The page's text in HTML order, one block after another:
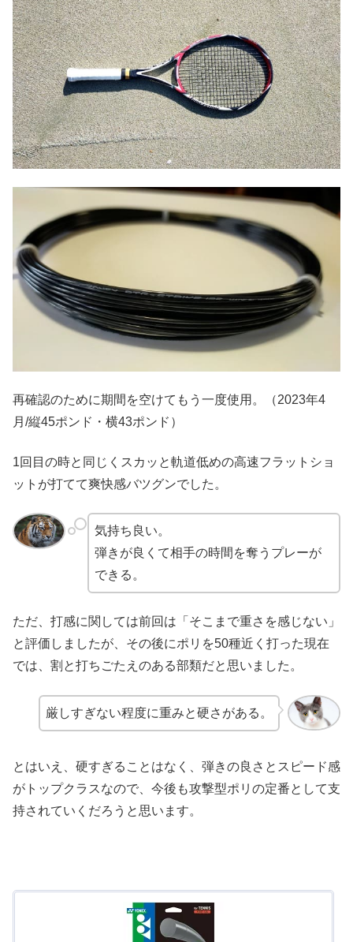
再確認のために期間を空けてもう一度使用。（2023年4
月/縦45ポンド・横43ポンド）
1回目の時と同じくスカッと軌道低めの高速フラットショ
ットが打てて爽快感バツグンでした。
気持ち良い。
弾きが良くて相手の時間を奪うプレーが
できる。
ただ、打感に関しては前回は「そこまで重さを感じない」
と評価しましたが、その後にポリを50種近く打った現在
では、割と打ちごたえのある部類だと思いました。
厳しすぎない程度に重みと硬さがある。
とはいえ、硬すぎることはなく、弾きの良さとスピード感
がトップクラスなので、今後も攻撃型ポリの定番として支
持されていくだろうと思います。